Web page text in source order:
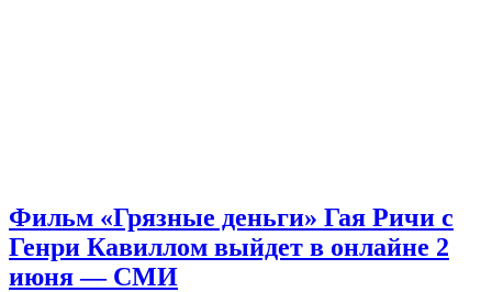
Фильм «Грязные деньги» Гая Ричи с
Генри Кавиллом выйдет в онлайне 2
июня — СМИ